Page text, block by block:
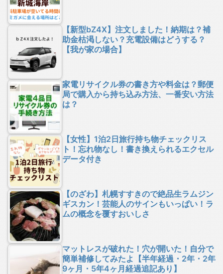
【新型bZ4X】注文しました！納期は？補
助金枯渇しない？充電設備はどうする？
【我が家の場合】
家電リサイクル券の書き方や料金は？郵便
局で購入から持ち込み方法、一番安い方法
は？
【女性】1泊2日旅行持ち物チェックリス
ト！忘れ物なし！書き換えられるエクセル
データ付き
【のざわ】札幌すすきので絶品生ラムジン
ギスカン！芸能人のサインもいっぱい！ラ
ムの概念を覆すおいしさ
マットレスが破れた！穴が開いた！自分で
簡単補修してみたよ【半年経過・2年・2年
9ヶ月・5年4ヶ月経過追記あり】